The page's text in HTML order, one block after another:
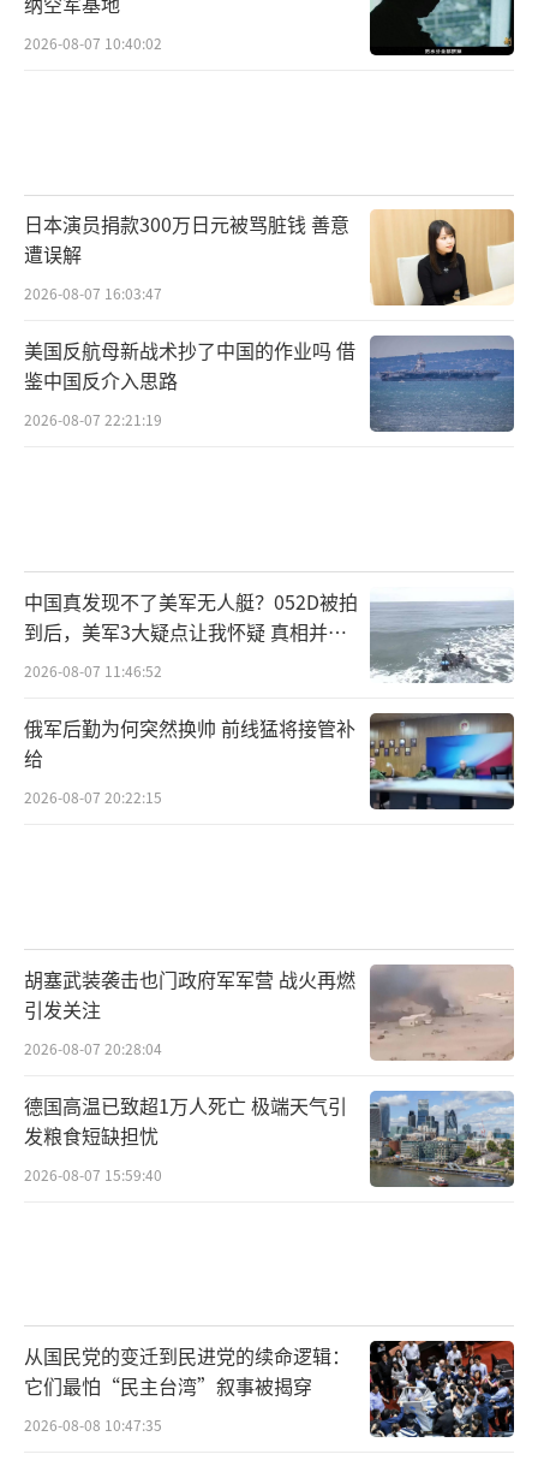
2026-08-07 10:40:02
日本演员捐款300万日元被骂脏钱 善意
遭误解
2026-08-07 16:03:47
美国反航母新战术抄了中国的作业吗 借
鉴中国反介入思路
2026-08-07 22:21:19
中国真发现不了美军无人艇？052D被拍
到后，美军3大疑点让我怀疑 真相并非
如此
2026-08-07 11:46:52
俄军后勤为何突然换帅 前线猛将接管补
给
2026-08-07 20:22:15
胡塞武装袭击也门政府军军营 战火再燃
引发关注
2026-08-07 20:28:04
德国高温已致超1万人死亡 极端天气引
发粮食短缺担忧
2026-08-07 15:59:40
从国民党的变迁到民进党的续命逻辑：
它们最怕“民主台湾”叙事被揭穿
2026-08-08 10:47:35